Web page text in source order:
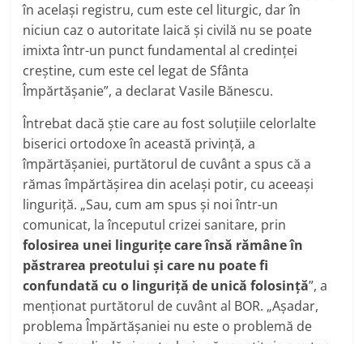
în același registru, cum este cel liturgic, dar în
niciun caz o autoritate laică și civilă nu se poate
imixta într-un punct fundamental al credinței
creștine, cum este cel legat de Sfânta
Împărtășanie”, a declarat Vasile Bănescu.
Întrebat dacă știe care au fost soluțiile celorlalte
biserici ortodoxe în această privință, a
împărtășaniei, purtătorul de cuvânt a spus că a
rămas împărtășirea din același potir, cu aceeași
linguriță. „Sau, cum am spus și noi într-un
comunicat, la începutul crizei sanitare, prin
folosirea unei lingurițe care însă rămâne în
păstrarea preotului și care nu poate fi
confundată cu o linguriță de unică folosință”, a
menționat purtătorul de cuvânt al BOR. „Așadar,
problema Împărtășaniei nu este o problemă de